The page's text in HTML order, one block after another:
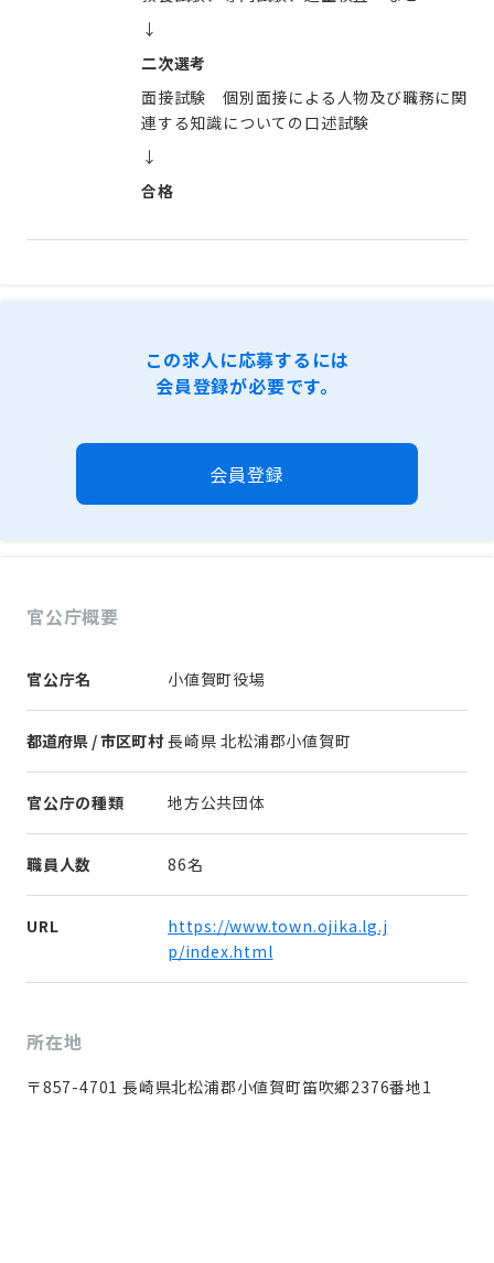
↓
二次選考
面接試験 個別面接による人物及び職務に関
連する知識についての口述試験
↓
合格
この求人に応募するには
会員登録が必要です。
会員登録
官公庁概要
官公庁名 小値賀町役場
都道府県 / 市区町村 長崎県 北松浦郡小値賀町
官公庁の種類 地方公共団体
職員人数 86名
URL
https://www.town.ojika.lg.j
p/index.html
所在地
〒857-4701 長崎県北松浦郡小値賀町笛吹郷2376番地1